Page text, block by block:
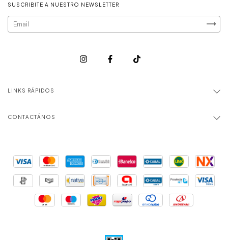
SUSCRIBITE A NUESTRO NEWSLETTER
LINKS RÁPIDOS
CONTACTÁNOS